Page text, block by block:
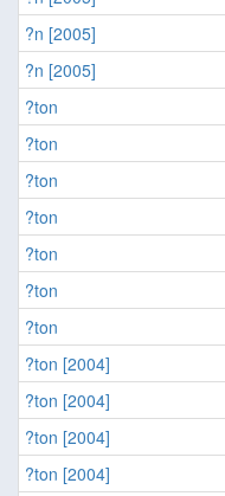
?n [2005]
?n [2005]
?ton
?ton
?ton
?ton
?ton
?ton
?ton
?ton [2004]
?ton [2004]
?ton [2004]
?ton [2004]